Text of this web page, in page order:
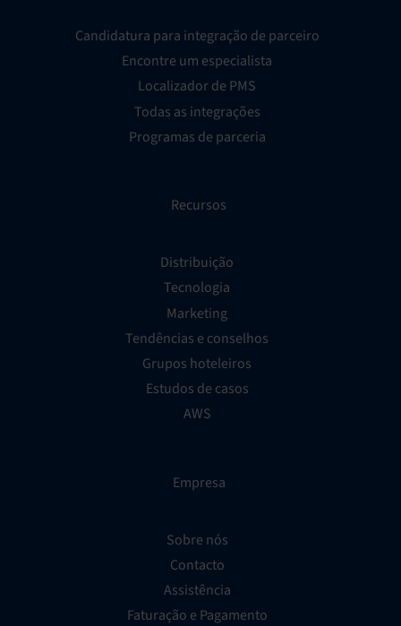
Candidatura para integração de parceiro
Encontre um especialista
Localizador de PMS
Todas as integrações
Programas de parceria
Recursos
Distribuição
Tecnologia
Marketing
Tendências e conselhos
Grupos hoteleiros
Estudos de casos
AWS
Empresa
Sobre nós
Contacto
Assistência
Faturação e Pagamento